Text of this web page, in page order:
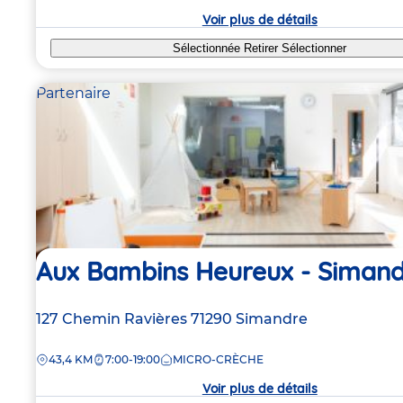
Voir plus de détails
Sélectionnée RetirerSélectionner
Partenaire
Aux Bambins Heureux -
Adresse
la
127 Chemin Ravières 71290 Simandre
DISTANCE
43,4 KM 7:00-19:00 MICRO-CRÈCHE
Voir plus de détails